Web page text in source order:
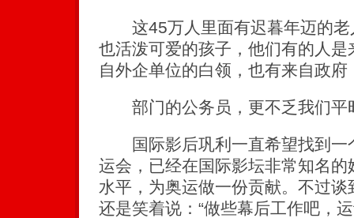
这45万人里面有迟暮年迈的老
也活泼可爱的孩子，他们有的人
自外企单位的白领，也有来自政府
部门的公务员，更不乏我们平
国际影后巩利一直希望找到一
运会，已经在国际影坛非常知名
水平，为奥运做一份贡献。不过
还是笑着说：“做些幕后工作吧，